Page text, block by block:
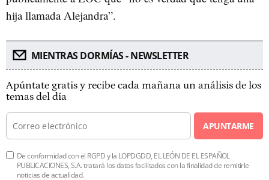
hija llamada Alejandra”.
MIENTRAS DORMÍAS - NEWSLETTER
Apúntate gratis y recibe cada mañana un análisis de los
temas del día
APUNTARME
De conformidad con el RGPD y la LOPDGDD, EL LEÓN DE EL ESPAÑOL
PUBLICACIONES, S.A. tratará los datos facilitados con la finalidad de remitirle
noticias de actualidad.